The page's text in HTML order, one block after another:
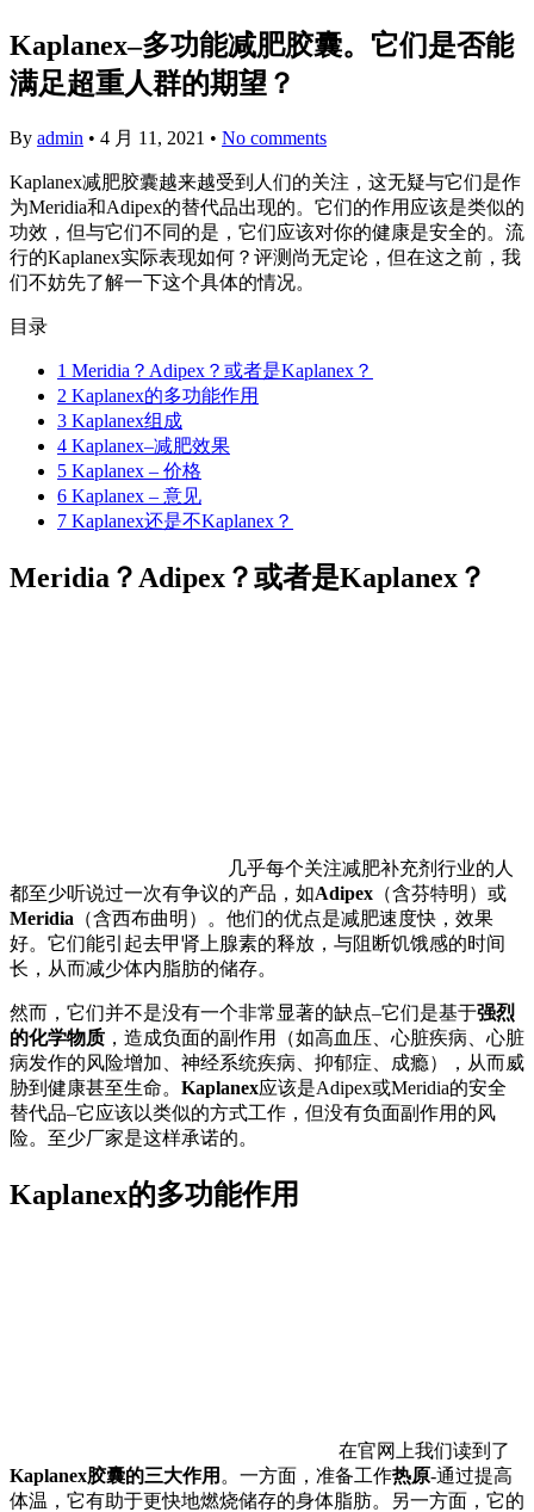
Kaplanex–多功能减肥胶囊。它们是否能
满足超重人群的期望？
By admin • 4 月 11, 2021 • No comments
Kaplanex减肥胶囊越来越受到人们的关注，这无疑与它们是作
为Meridia和Adipex的替代品出现的。它们的作用应该是类似的
功效，但与它们不同的是，它们应该对你的健康是安全的。流
行的Kaplanex实际表现如何？评测尚无定论，但在这之前，我
们不妨先了解一下这个具体的情况。
目录
1 Meridia？Adipex？或者是Kaplanex？
2 Kaplanex的多功能作用
3 Kaplanex组成
4 Kaplanex–减肥效果
5 Kaplanex – 价格
6 Kaplanex – 意见
7 Kaplanex还是不Kaplanex？
Meridia？Adipex？或者是Kaplanex？
几乎每个关注减肥补充剂行业的人
都至少听说过一次有争议的产品，如Adipex （含芬特明）或
Meridia （含西布曲明）。他们的优点是减肥速度快，效果
好。它们能引起去甲肾上腺素的释放，与阻断饥饿感的时间
长，从而减少体内脂肪的储存。
然而，它们并不是没有一个非常显著的缺点–它们是基于强烈
的化学物质 ，造成负面的副作用（如高血压、心脏疾病、心脏
病发作的风险增加、神经系统疾病、抑郁症、成瘾），从而威
胁到健康甚至生命。 Kaplanex应该是Adipex或Meridia的安全
替代品–它应该以类似的方式工作，但没有负面副作用的风
险。至少厂家是这样承诺的。
Kaplanex的多功能作用
在官网上我们读到了
Kaplanex胶囊的三大作用 。一方面，准备工作热原-通过提高
体温，它有助于更快地燃烧储存的身体脂肪。另一方面，它的